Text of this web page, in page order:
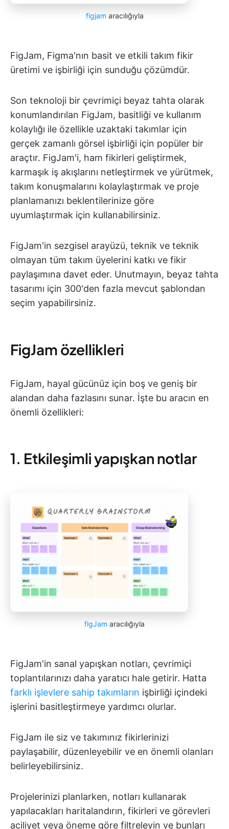
figjam aracılığıyla
FigJam, Figma'nın basit ve etkili takım fikir
üretimi ve işbirliği için sunduğu çözümdür.
Son teknoloji bir çevrimiçi beyaz tahta olarak
konumlandırılan FigJam, basitliği ve kullanım
kolaylığı ile özellikle uzaktaki takımlar için
gerçek zamanlı görsel işbirliği için popüler bir
araçtır. FigJam'i, ham fikirleri geliştirmek,
karmaşık iş akışlarını netleştirmek ve yürütmek,
takım konuşmalarını kolaylaştırmak ve proje
planlamanızı beklentilerinize göre
uyumlaştırmak için kullanabilirsiniz.
FigJam'in sezgisel arayüzü, teknik ve teknik
olmayan tüm takım üyelerini katkı ve fikir
paylaşımına davet eder. Unutmayın, beyaz tahta
tasarımı için 300'den fazla mevcut şablondan
seçim yapabilirsiniz.
FigJam özellikleri
FigJam, hayal gücünüz için boş ve geniş bir
alandan daha fazlasını sunar. İşte bu aracın en
önemli özellikleri:
1. Etkileşimli yapışkan notlar
figJam aracılığıyla
FigJam'in sanal yapışkan notları, çevrimiçi
toplantılarınızı daha yaratıcı hale getirir. Hatta
farklı işlevlere sahip takımların işbirliği içindeki
işlerini basitleştirmeye yardımcı olurlar.
FigJam ile siz ve takımınız fikirlerinizi
paylaşabilir, düzenleyebilir ve en önemli olanları
belirleyebilirsiniz.
Projelerinizi planlarken, notları kullanarak
yapılacakları haritalandırın, fikirleri ve görevleri
aciliyet veya öneme göre filtreleyin ve bunları